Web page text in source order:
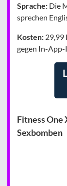
Sprache: Die
sprechen
Kosten: 29,99
gegen In-App-
Fitness One
Sexbomben